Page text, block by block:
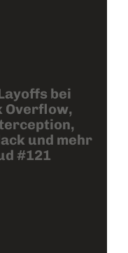
bei
Overflow,
und mehr
#121